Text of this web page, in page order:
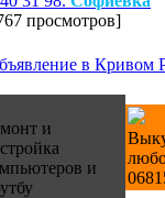
просмотров]
в Кривом
и
и